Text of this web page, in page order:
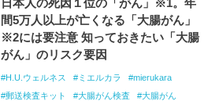
日本人の死因１位の「がん」※1。年
間5万人以上が亡くなる「大腸がん」
※2には要注意 知っておきたい「大腸
がん」のリスク要因
H.U.ウェルネス ミエルカラ
mierukara
郵送検査キット
大腸がん検査
大腸がん